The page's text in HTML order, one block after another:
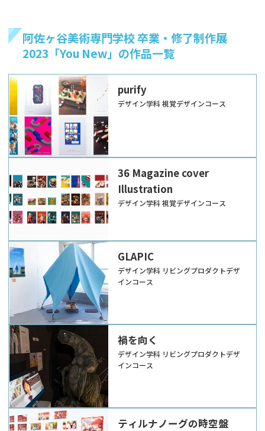
阿佐ヶ谷美術専門学校 卒業・修了制作展
2023「You New」の作品一覧
purify
デザイン学科 視覚デザインコース
36 Magazine cover
Illustration
デザイン学科 視覚デザインコース
GLAPIC
デザイン学科 リビングプロダクトデザ
インコース
禍を向く
デザイン学科 リビングプロダクトデザ
インコース
ティルナノーグの時空盤